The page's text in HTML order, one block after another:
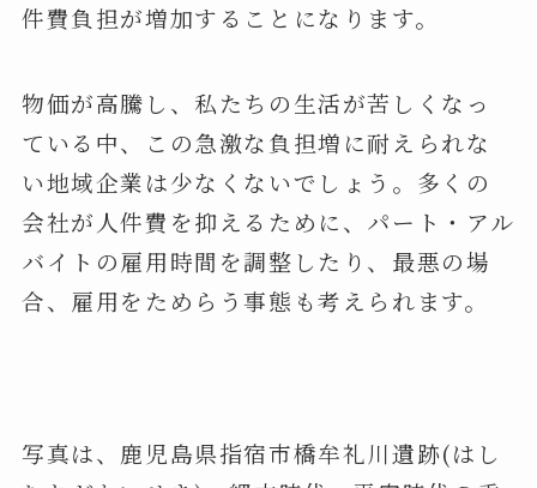
件費負担が増加することになります。
物価が高騰し、私たちの生活が苦しくなっ
ている中、この急激な負担増に耐えられな
い地域企業は少なくないでしょう。多くの
会社が人件費を抑えるために、パート・アル
バイトの雇用時間を調整したり、最悪の場
合、雇用をためらう事態も考えられます。
写真は、鹿児島県指宿市橋牟礼川遺跡(はし